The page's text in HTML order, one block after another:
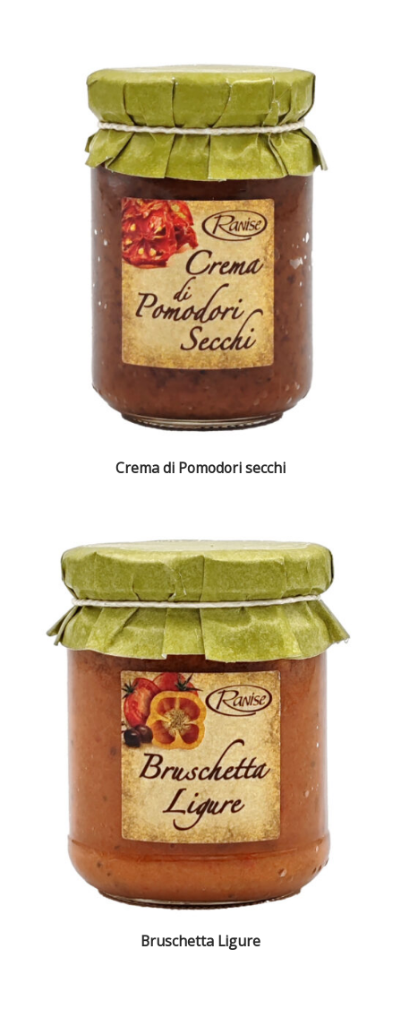
Crema di Pomodori secchi
Bruschetta Ligure